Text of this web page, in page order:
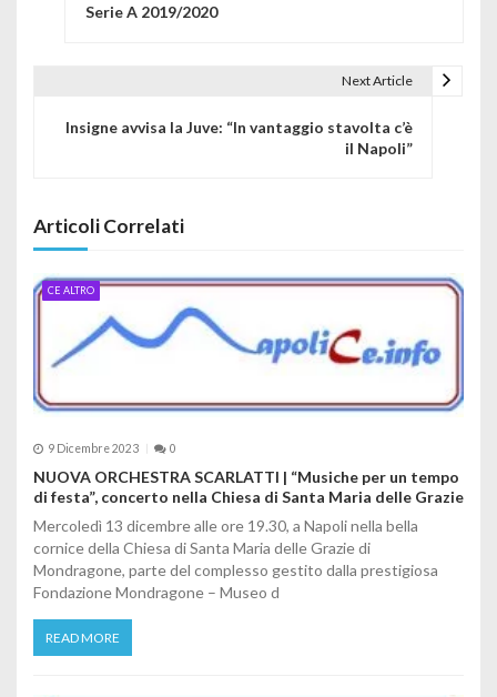
Serie A 2019/2020
Next Article
Insigne avvisa la Juve: “In vantaggio stavolta c’è
il Napoli”
Articoli Correlati
CE ALTRO
9 Dicembre 2023 0
NUOVA ORCHESTRA SCARLATTI | “Musiche per un tempo
di festa”, concerto nella Chiesa di Santa Maria delle Grazie
Mercoledì 13 dicembre alle ore 19.30, a Napoli nella bella
cornice della Chiesa di Santa Maria delle Grazie di
Mondragone, parte del complesso gestito dalla prestigiosa
Fondazione Mondragone – Museo d
READ MORE